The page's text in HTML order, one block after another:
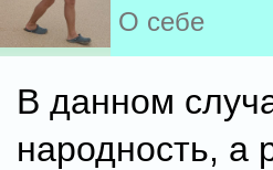
О себе
В данном
народность, а